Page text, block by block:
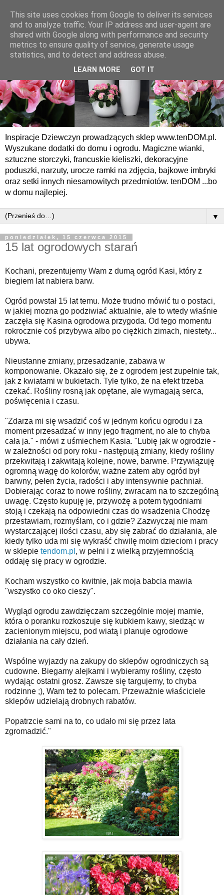
Inspiracje Dziewczyn prowadzących sklep www.tenDOM.pl.
Wyszukane dodatki do domu i ogrodu. Magiczne wianki,
sztuczne storczyki, francuskie kieliszki, dekoracyjne
poduszki, narzuty, urocze ramki na zdjęcia, bajkowe imbryki
oraz setki innych niesamowitych przedmiotów. tenDOM ...bo
w domu najlepiej.
▼
poniedziałek, 15 czerwca 2015
15 lat ogrodowych starań
Kochani, prezentujemy Wam z dumą ogród Kasi, który z
biegiem lat nabiera barw.
Ogród powstał 15 lat temu. Może trudno mówić tu o postaci,
w jakiej mozna go podziwiać aktualnie, ale to wtedy właśnie
zaczęła się Kasina ogrodowa przygoda. Od tego momentu
rokrocznie coś przybywa albo po ciężkich zimach, niestety...
ubywa.
Nieustanne zmiany, przesadzanie, zabawa w
komponowanie. Okazało się, że z ogrodem jest zupełnie tak,
jak z kwiatami w bukietach. Tyle tylko, że na efekt trzeba
czekać. Rośliny rosną jak opętane, ale wymagają serca,
poświęcenia i czasu.
"Zdarza mi się wsadzić coś w jednym końcu ogrodu i za
moment przesadzać w inny jego fragment, no ale to chyba
cała ja." - mówi z uśmiechem Kasia. " Lubię jak w ogrodzie -
w zależności od pory roku - następują zmiany, kiedy rośliny
przekwitają i zakwitają kolejne, nowe, barwne. Przywiązuję
ogromną wagę do kolorów, ważne zatem aby ogród był
barwny, pełen życia, radości i aby intensywnie pachniał.
Dobierając coraz to nowe rośliny, zwracam na to szczególną
uwagę. Często kupuję je, przywożę a potem tygodniami
stoją i czekają na odpowiedni czas do wsadzenia Chodzę
przestawiam, rozmyślam, co i gdzie? Zazwyczaj nie mam
wystarczającej ilości czasu, aby się zabrać do działania, ale
kiedy tylko uda mi się wykraść chwilę moim dzieciom i pracy
w sklepie tendom.pl , w pełni i z wielką przyjemnością
oddaję się pracy w ogrodzie.
Kocham wszystko co kwitnie, jak moja babcia mawia
"wszystko co oko cieszy".
Wygląd ogrodu zawdzięczam szczególnie mojej mamie,
która o poranku rozkoszuje się kubkiem kawy, siedząc w
zacienionym miejscu, pod wiatą i planuje ogrodowe
działania na cały dzień.
Wspólne wyjazdy na zakupy do sklepów ogrodniczych są
cudowne. Biegamy alejkami i wybieramy rośliny, często
wydając ostatni grosz. Zawsze się targujemy, to chyba
rodzinne ;), Wam też to polecam. Przeważnie właściciele
sklepów udzielają drobnych rabatów.
Popatrzcie sami na to, co udało mi się przez lata
zgromadzić."
This site uses cookies from Google to deliver its services
and to analyze traffic. Your IP address and user-agent are
shared with Google along with performance and security
metrics to ensure quality of service, generate usage
statistics, and to detect and address abuse.
LEARN MORE GOT IT